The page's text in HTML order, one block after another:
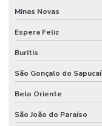
Minas Novas
Espera Feliz
Buritis
São Gonçalo do Sapucaí
Belo Oriente
São João do Paraíso